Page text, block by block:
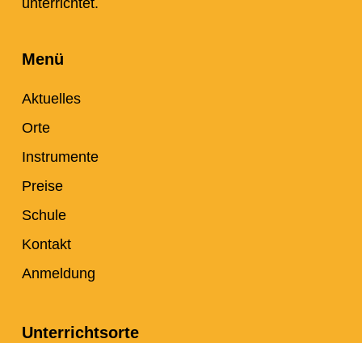
unterrichtet.
Menü
Aktuelles
Orte
Instrumente
Preise
Schule
Kontakt
Anmeldung
Unterrichtsorte